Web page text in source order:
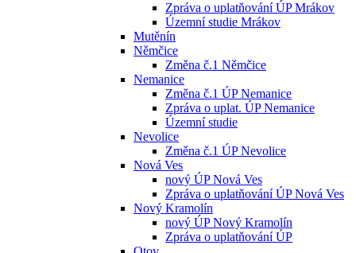
Zpráva o uplatňování ÚP Mrákov
Územní studie Mrákov
Mutěnín
Němčice
Změna č.1 Němčice
Nemanice
Změna č.1 ÚP Nemanice
Zpráva o uplat. ÚP Nemanice
Územní studie
Nevolice
Změna č.1 ÚP Nevolice
Nová Ves
nový ÚP Nová Ves
Zpráva o uplatňování ÚP Nová Ves
Nový Kramolín
nový ÚP Nový Kramolín
Zpráva o uplatňování ÚP